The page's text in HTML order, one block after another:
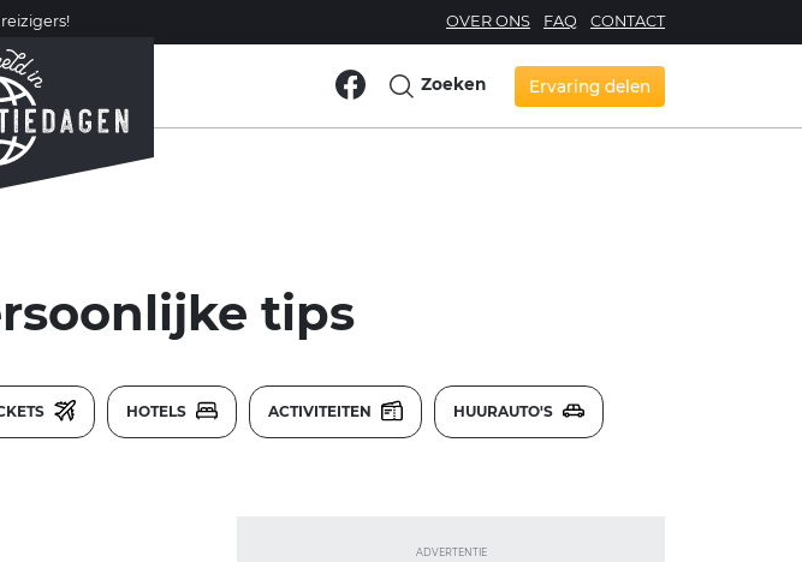
OVER ONS FAQ CONTACT
Zoeken Ervaring delen
tips
HOTELS ACTIVITEITEN HUURAUTO'S
ADVERTENTIE